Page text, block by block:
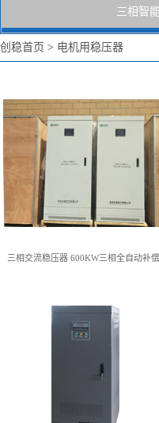
三相智
创稳首页 > 电机用稳压器
45kw发电机用多大稳压器
45kw发电机用稳压器
器 1.5kw用稳压器